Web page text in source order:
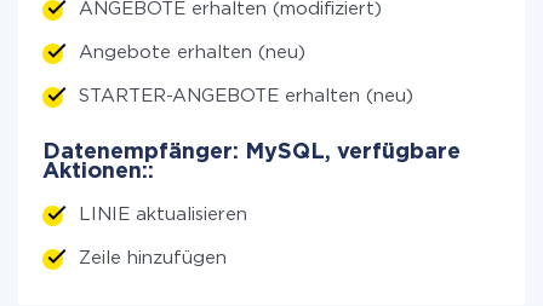
ANGEBOTE erhalten (modifiziert)
Angebote erhalten (neu)
STARTER-ANGEBOTE erhalten (neu)
Datenempfänger: MySQL, verfügbare
Aktionen::
LINIE aktualisieren
Zeile hinzufügen